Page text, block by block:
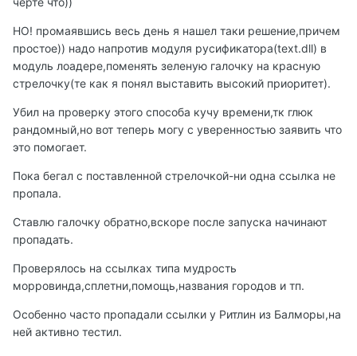
НО! промаявшись весь день я нашел таки решение,причем
простое)) надо напротив модуля русификатора(text.dll) в
модуль лоадере,поменять зеленую галочку на красную
стрелочку(те как я понял выставить высокий приоритет).
Убил на проверку этого способа кучу времени,тк глюк
рандомный,но вот теперь могу с уверенностью заявить что
это помогает.
Пока бегал с поставленной стрелочкой-ни одна ссылка не
пропала.
Ставлю галочку обратно,вскоре после запуска начинают
пропадать.
Проверялось на ссылках типа мудрость
морровинда,сплетни,помощь,названия городов и тп.
Особенно часто пропадали ссылки у Ритлин из Балморы,на
ней активно тестил.